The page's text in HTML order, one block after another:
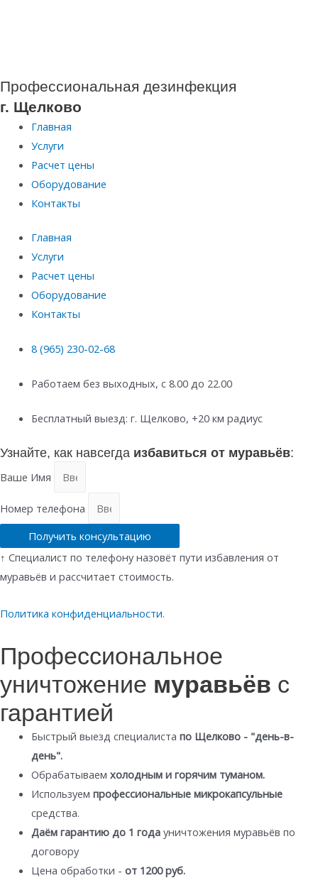
Профессиональная дезинфекция
г. Щелково
Главная
Услуги
Расчет цены
Оборудование
Контакты
Главная
Услуги
Расчет цены
Оборудование
Контакты
8 (965) 230-02-68
Работаем без выходных, с 8.00 до 22.00
Бесплатный выезд: г. Щелково, +20 км радиус
Узнайте, как навсегда избавиться от муравьёв:
Ваше Имя
Номер телефона
Получить консультацию
↑ Специалист по телефону назовёт пути избавления от
муравьёв и рассчитает стоимость.
Политика конфиденциальности.
Профессиональное
уничтожение муравьёв с
гарантией
Быстрый выезд специалиста по Щелково - "день-в-
день".
Обрабатываем холодным и горячим туманом.
Используем профессиональные микрокапсульные
средства.
Даём гарантию до 1 годауничтожения муравьёв по
договору
Цена обработки - от 1200 руб.